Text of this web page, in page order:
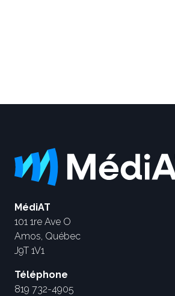
MédiAT
101 1re Ave O
Amos, Québec
J9T 1V1
Téléphone
819 732-4905